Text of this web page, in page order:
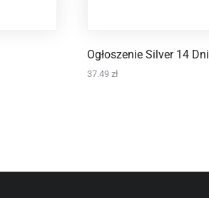
Ogłoszenie Silver 14 Dni
37.49 zł